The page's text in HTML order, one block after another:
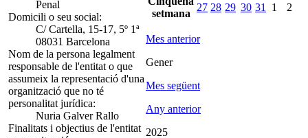
Penal
Domicili o seu social:
C/ Cartella, 15-17, 5º 1ª
08031 Barcelona
Nom de la persona legalment
responsable de l'entitat o que
assumeix la representació d'una
organització que no té
personalitat jurídica:
Nuria Galver Rallo
Finalitats i objectius de l'entitat
setmana
27 28 29 30 31 1 2
Mes anterior
Gener
Mes següent
Any anterior
2025